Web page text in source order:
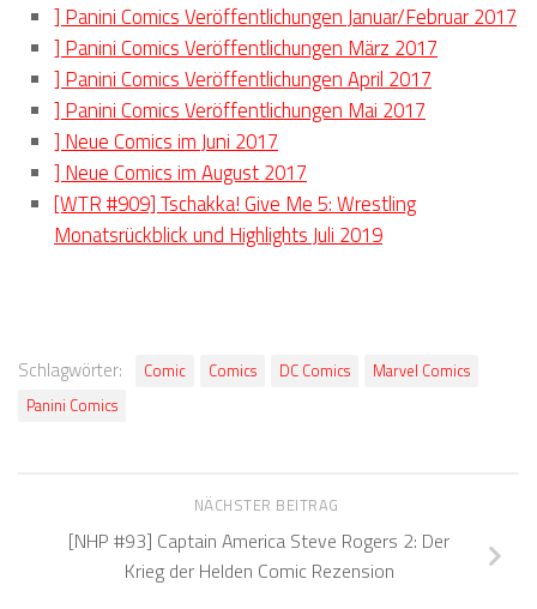
] Panini Comics Veröffentlichungen Januar/Februar 2017
] Panini Comics Veröffentlichungen März 2017
] Panini Comics Veröffentlichungen April 2017
] Panini Comics Veröffentlichungen Mai 2017
] Neue Comics im Juni 2017
] Neue Comics im August 2017
[WTR #909] Tschakka! Give Me 5: Wrestling
Monatsrückblick und Highlights Juli 2019
Schlagwörter: Comic Comics DC Comics
Marvel Comics
Panini Comics
NÄCHSTER BEITRAG
[NHP #93] Captain America Steve Rogers 2: Der
Krieg der Helden Comic Rezension